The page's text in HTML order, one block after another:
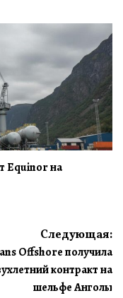
Equinor на
Следующая:
Offshore получила
контракт на
шельфе Анголы